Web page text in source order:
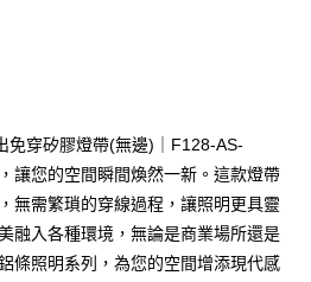
免穿矽膠燈帶(無邊)｜F128-AS-
讓您的空間瞬間煥然一新。這款燈帶
無需繁瑣的穿線過程，讓照明更具靈
融入各種環境，無論是商業場所還是
條照明系列，為您的空間增添現代感